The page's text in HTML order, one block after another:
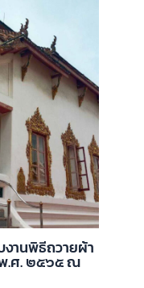
านพิธีถวายผ้า
พ.ศ. ๒๕๖๕ ณ